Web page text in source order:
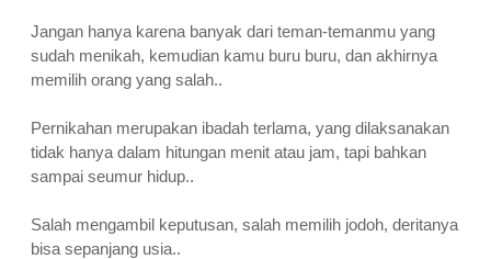
Jangan hanya karena banyak dari teman-temanmu yang
sudah menikah, kemudian kamu buru buru, dan akhirnya
memilih orang yang salah..
Pernikahan merupakan ibadah terlama, yang dilaksanakan
tidak hanya dalam hitungan menit atau jam, tapi bahkan
sampai seumur hidup..
Salah mengambil keputusan, salah memilih jodoh, deritanya
bisa sepanjang usia..